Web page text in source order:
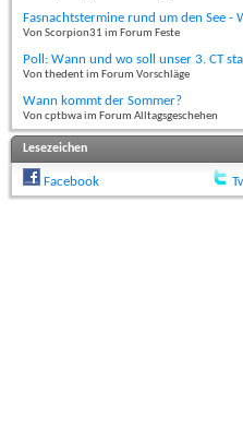
Fasnachtstermine rund um den See -
Von Scorpion31 im Forum Feste
Poll: Wann und wo soll unser 3. CT
Von thedent im Forum Vorschläge
Wann kommt der Sommer?
Von cptbwa im Forum Alltagsgeschehen
Lesezeichen
Facebook